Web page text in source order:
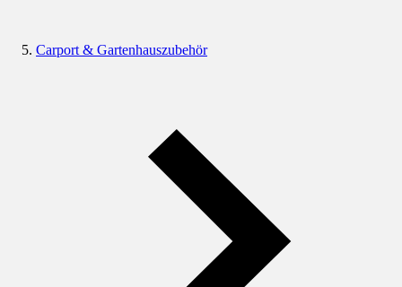
Carport & Gartenhauszubehör